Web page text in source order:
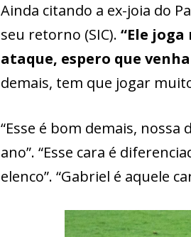
Ainda citando a ex-joia do
seu retorno (SIC). “Ele
ataque, espero que venha
demais, tem que jogar
“Esse é bom demais,
ano”. “Esse cara é
elenco”. “Gabriel é aquele